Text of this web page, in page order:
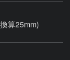
算25mm)